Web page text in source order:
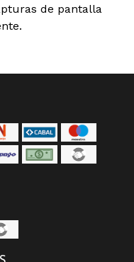
de pantalla